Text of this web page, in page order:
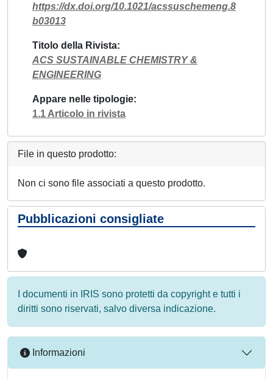
https://dx.doi.org/10.1021/acssuschemeng.8
b03013
Titolo della Rivista
ACS SUSTAINABLE CHEMISTRY &
ENGINEERING
Appare nelle tipologie
1.1 Articolo in rivista
File in questo prodotto:
Non ci sono file associati a questo prodotto.
Pubblicazioni consigliate
I documenti in IRIS sono protetti da copyright e tutti i
diritti sono riservati, salvo diversa indicazione.
Informazioni